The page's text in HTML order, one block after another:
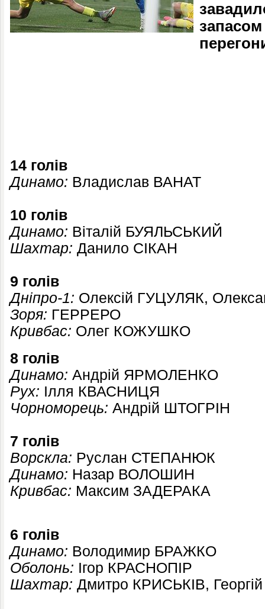
запасом
14 голів
Динамо: Владислав ВАНАТ
10 голів
Динамо: Віталій БУЯЛЬСЬКИЙ
Шахтар: Данило СІКАН
9 голів
Дніпро-1: Олексій ГУЦУЛЯК,
Зоря: ГЕРРЕРО
Кривбас: Олег КОЖУШКО
8 голів
Динамо: Андрій ЯРМОЛЕНКО
Рух: Ілля КВАСНИЦЯ
Чорноморець: Андрій ШТОГРІН
7 голів
Ворскла: Руслан СТЕПАНЮК
Динамо: Назар ВОЛОШИН
Кривбас: Максим ЗАДЕРАКА
6 голів
Динамо: Володимир БРАЖКО
Оболонь: Ігор КРАСНОПІР
Шахтар: Дмитро КРИСЬКІВ,